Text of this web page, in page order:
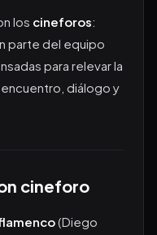
los cineforos:
parte del equipo
para relevar la
diálogo y
cineforo
(Diego